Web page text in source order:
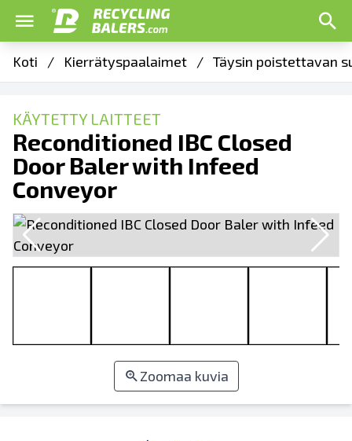
Koti / Kierrätyspaalaimet / Täysin poistettavan
KÄYTETTY LAITTEET
Reconditioned IBC Closed
Door Baler with Infeed
Conveyor
Zoomaa kuvia